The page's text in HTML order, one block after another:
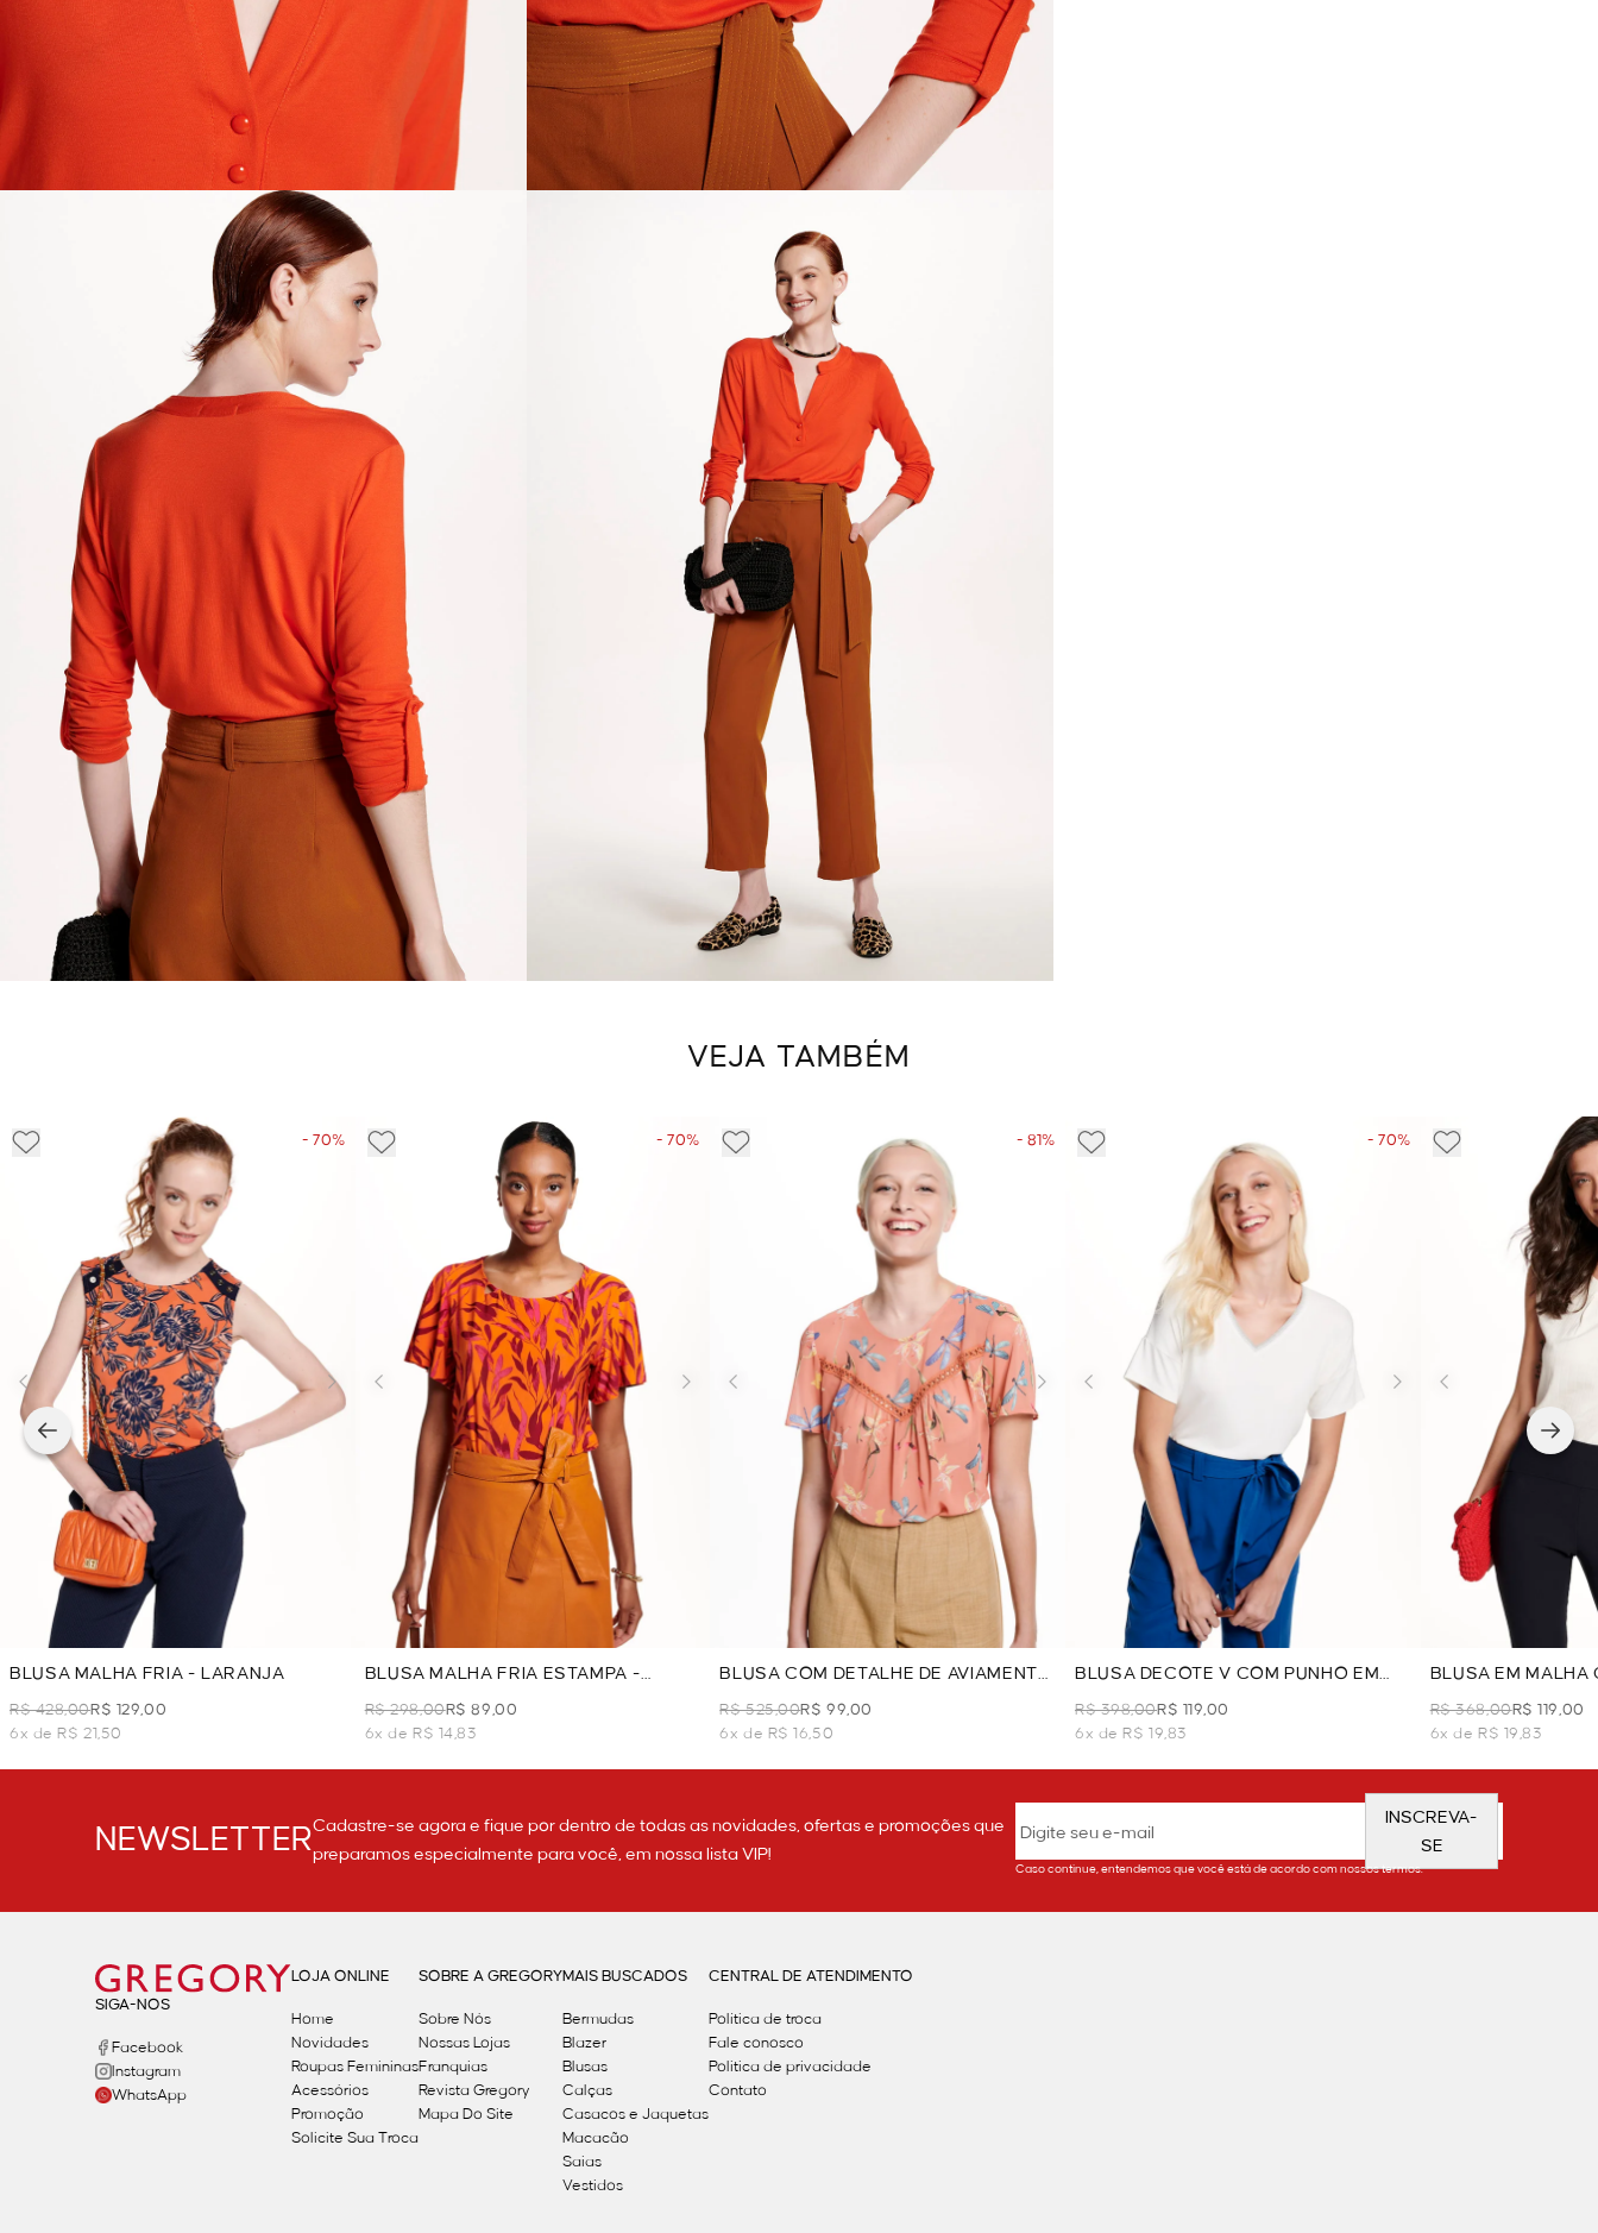
VEJA TAMBÉM
- 70%
BLUSA MALHA FRIA - LARANJA
R$ 428,00R$ 129,00
6x de R$ 21,50
- 70%
BLUSA MALHA FRIA ESTAMPA -
LARANJA
R$ 298,00R$ 89,00
6x de R$ 14,83
- 81%
BLUSA COM DETALHE DE AVIAMENTO
- LARANJA
R$ 525,00R$ 99,00
6x de R$ 16,50
- 70%
BLUSA DECOTE V COM PUNHO EM
MALHA TRICOT - OFF WHITE
R$ 398,00R$ 119,00
6x de R$ 19,83
BLUSA EM MALHA
OFF WHITE
R$ 368,00R$ 119,00
6x de R$ 19,83
NEWSLETTERCadastre-se agora e fique por dentro de todas as novidades, ofertas e promoções que
preparamos especialmente para você, em nossa lista VIP!
INSCREVA-
SE
Caso continue, entendemos que você está de acordo com nossos termos.
SIGA-NOS
Facebook
Instagram
WhatsApp
LOJA ONLINE
Home
Novidades
Roupas Femininas
Acessórios
Promoção
Solicite Sua Troca
SOBRE A GREGORY
Sobre Nós
Nossas Lojas
Franquias
Revista Gregory
Mapa Do Site
MAIS BUSCADOS
Bermudas
Blazer
Blusas
Calças
Casacos e Jaquetas
Macacão
Saias
Vestidos
CENTRAL DE ATENDIMENTO
Política de troca
Fale conosco
Politica de privacidade
Contato